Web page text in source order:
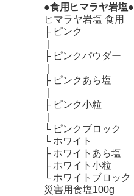
●食用ヒマラヤ岩塩●
ヒマラヤ岩塩 食用
├ ピンク
├ ピンクパウダー
├ ピンクあら塩
├ ピンク小粒
└ ピンクブロック
└ ホワイト
├ ホワイトあら塩
├ ホワイト小粒
└ ホワイトブロック
災害用食塩100g